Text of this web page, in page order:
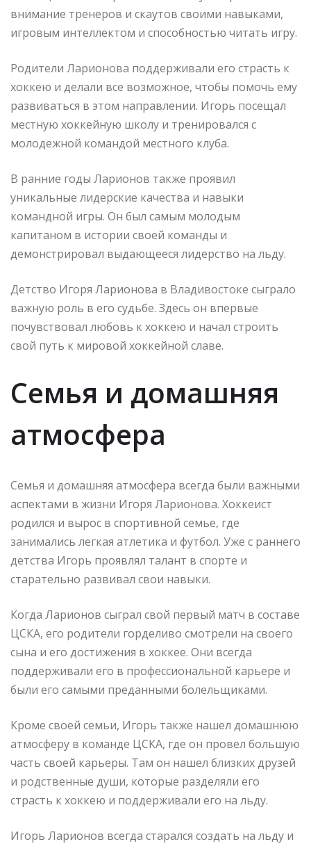
внимание тренеров и скаутов своими навыками,
игровым интеллектом и способностью читать игру.
Родители Ларионова поддерживали его страсть к
хоккею и делали все возможное, чтобы помочь ему
развиваться в этом направлении. Игорь посещал
местную хоккейную школу и тренировался с
молодежной командой местного клуба.
В ранние годы Ларионов также проявил
уникальные лидерские качества и навыки
командной игры. Он был самым молодым
капитаном в истории своей команды и
демонстрировал выдающееся лидерство на льду.
Детство Игоря Ларионова в Владивостоке сыграло
важную роль в его судьбе. Здесь он впервые
почувствовал любовь к хоккею и начал строить
свой путь к мировой хоккейной славе.
Семья и домашняя
атмосфера
Семья и домашняя атмосфера всегда были важными
аспектами в жизни Игоря Ларионова. Хоккеист
родился и вырос в спортивной семье, где
занимались легкая атлетика и футбол. Уже с раннего
детства Игорь проявлял талант в спорте и
старательно развивал свои навыки.
Когда Ларионов сыграл свой первый матч в составе
ЦСКА, его родители горделиво смотрели на своего
сына и его достижения в хоккее. Они всегда
поддерживали его в профессиональной карьере и
были его самыми преданными болельщиками.
Кроме своей семьи, Игорь также нашел домашнюю
атмосферу в команде ЦСКА, где он провел большую
часть своей карьеры. Там он нашел близких друзей
и родственные души, которые разделяли его
страсть к хоккею и поддерживали его на льду.
Игорь Ларионов всегда старался создать на льду и